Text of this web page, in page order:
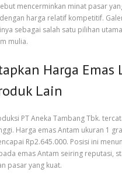
mencerminkan minat pasar
harga relatif kompetitif.
sebagai salah satu pilihan
mulia.
Harga Emas
Lain
PT Aneka Tambang Tbk.
Harga emas Antam ukuran 1
Rp2.645.000. Posisi ini
emas Antam seiring reputasi,
pasar yang kuat.